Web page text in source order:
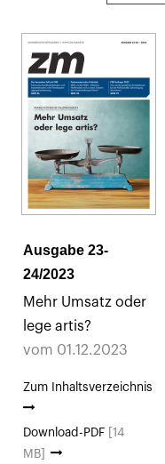
Ausgabe 23-
24/2023
Mehr Umsatz oder
lege artis?
vom 01.12.2023
Zum Inhaltsverzeichnis
Download-PDF
[14
MB]